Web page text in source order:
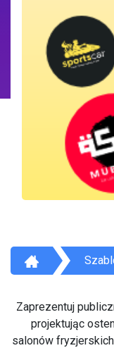
Zaprezentuj
projektując
salonów